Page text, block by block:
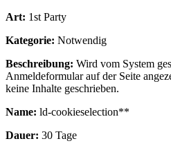
Art: 1st Party
Kategorie: Notwendig
Beschreibung: Wird vom System
Anmeldeformular auf der Seite
keine Inhalte geschrieben.
Name: ld-cookieselection**
Dauer: 30 Tage